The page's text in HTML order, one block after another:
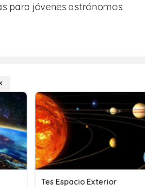
para jóvenes astrónomos.
Tes Espacio Exterior